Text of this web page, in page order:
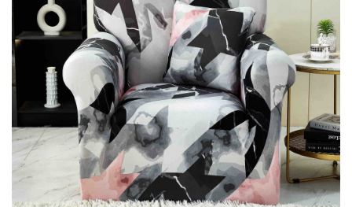
Cearceaf Normal
Lenjerii Pat Imprimeu 5D cu Elastic
Cearceaf cu Elastic pat 1 Persoana
Cearceaf cu Elastic pat 2 Persoane
Lenjerii Pat Inimi Brodate
Lenjerii Pat, Bumbac-Finet
Premium, 1 Persoana
Lenjerii Pat, Bumbac-Finet
Premium, 2 Persoane
Cearceaf cu Elastic